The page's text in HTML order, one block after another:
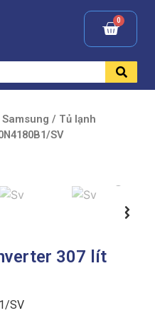
/ Tủ lạnh
SV
307 lít
SV